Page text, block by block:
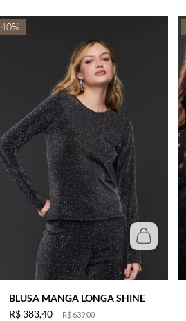
40%
BLUSA MANGA LONGA SHINE
R$639,00
R$ 383,40